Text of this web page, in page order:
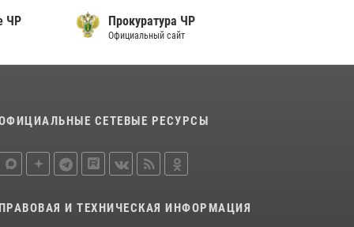
Начальник Управления Росгвардии по
Чеченской Республике Герой России генерал-
лейтенант Шарип Делимханов побывал на
Сотрудник ОМОН «АХМАТ-1» поделился
28 июля 2026, 12:32
ЧР Прокуратура ЧР
Официальный сайт
СЕТЕВЫЕ РЕСУРСЫ
ПРАВОВАЯ И ТЕХНИЧЕСКАЯ ИНФОРМАЦИЯ